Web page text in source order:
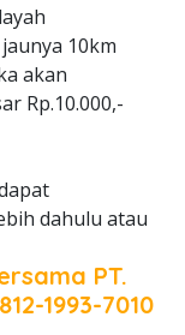
10km
akan
Rp.10.000,-
dahulu atau
PT.
1993-7010